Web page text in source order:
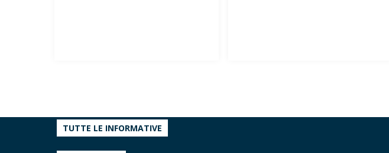
TUTTE LE INFORMATIVE